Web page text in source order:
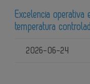
Excelencia
temperatura
2026-06-24